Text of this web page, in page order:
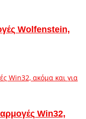
Wolfenstein,
Win32,